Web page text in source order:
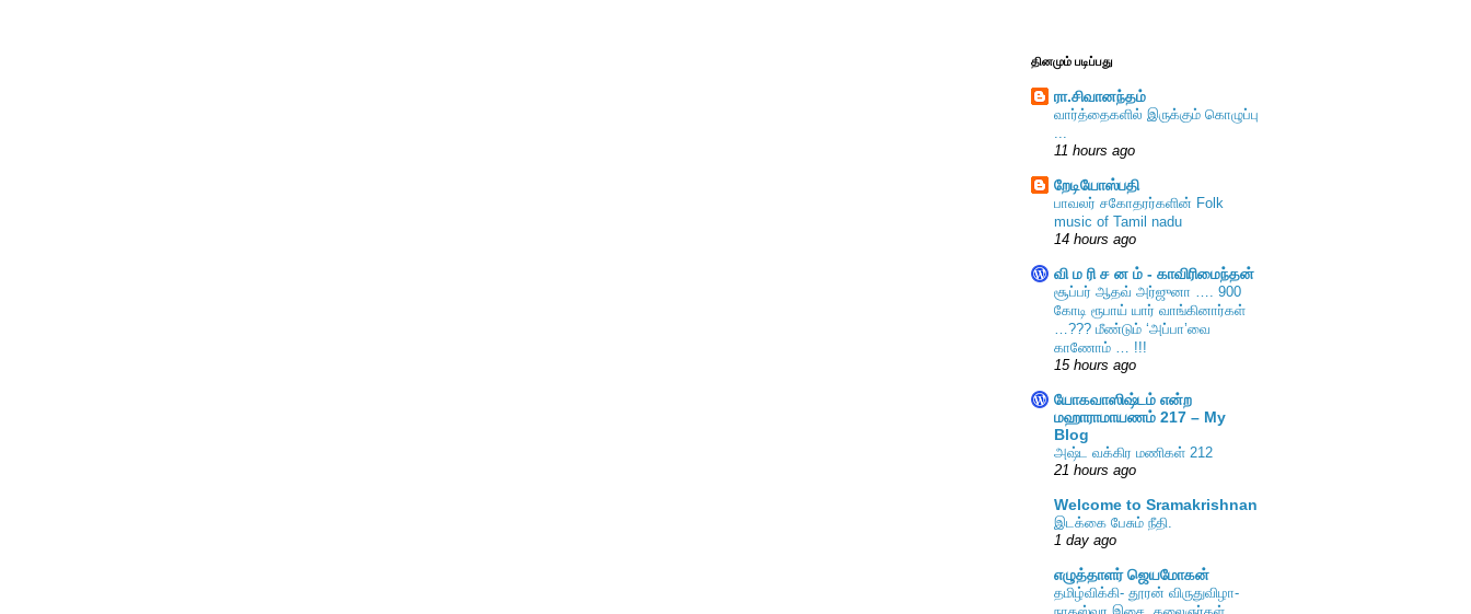
தினமும் படிப்பது
ரா.சிவானந்தம்
வார்த்தைகளில் இருக்கும் கொழுப்பு
11 hours ago
றேடியோஸ்பதி
பாவலர் சகோதரர்களின் Folk
music of Tamil nadu
14 hours ago
வி ம ரி ச ன ம் - காவிரிமைந்தன்
சூப்பர் ஆதவ் அர்ஜுனா …. 900
கோடி ரூபாய் யார் வாங்கினார்கள்
…??? மீண்டும் ‘அப்பா’வை
காணோம் … !!!
15 hours ago
யோகவாஸிஷ்டம் என்ற
மஹாராமாயணம் 217 – My
Blog
அஷ்ட வக்கிர மணிகள் 212
21 hours ago
Welcome to Sramakrishnan
இடக்கை பேசும் நீதி.
1 day ago
எழுத்தாளர் ஜெயமோகன்
தமிழ்விக்கி- தூரன் விருதுவிழா-